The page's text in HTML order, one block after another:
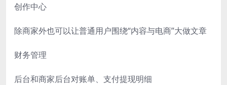
创作中心
除商家外也可以让普通用户围绕“内容与电商”大做文章
财务管理
后台和商家后台对账单、支付提现明细